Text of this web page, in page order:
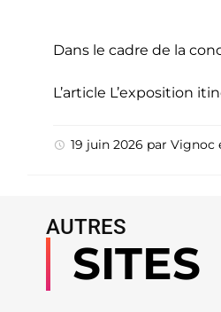
Dans le cadre de la
L’article L’exposition
19 juin 2026 par Vignoc
AUTRES
SITES